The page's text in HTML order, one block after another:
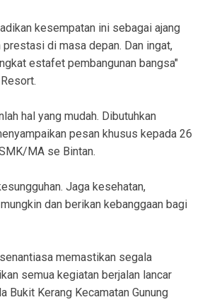
kesempatan ini sebagai ajang
di masa depan. Dan ingat,
estafet pembangunan bangsa"
hal yang mudah. Dibutuhkan
pesan khusus kepada 26
MA se Bintan.
Jaga kesehatan,
dan berikan kebanggaan bagi
memastikan segala
semua kegiatan berjalan lancar
Bukit Kerang Kecamatan Gunung